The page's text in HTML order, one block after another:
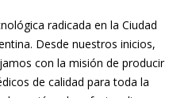
radicada en la Ciudad
Desde nuestros inicios,
con la misión de producir
de calidad para toda la